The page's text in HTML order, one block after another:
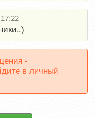
-
в личный